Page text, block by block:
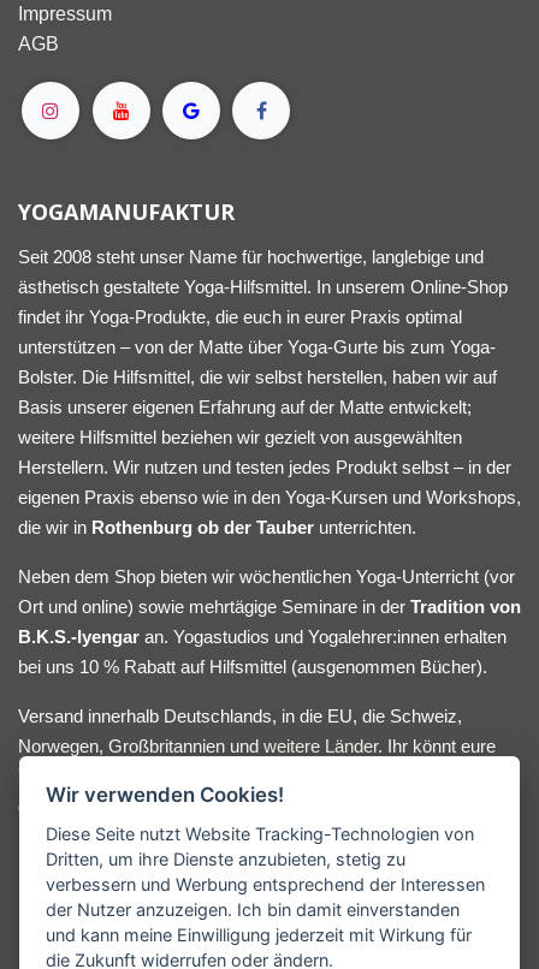
Impressum
AGB
YOGAMANUFAKTUR
Seit 2008 steht unser Name für hochwertige, langlebige und
ästhetisch gestaltete Yoga-Hilfsmittel. In unserem Online-Shop
findet ihr Yoga-Produkte, die euch in eurer Praxis optimal
unterstützen – von der Matte über Yoga-Gurte bis zum Yoga-
Bolster. Die Hilfsmittel, die wir selbst herstellen, haben wir auf
Basis unserer eigenen Erfahrung auf der Matte entwickelt;
weitere Hilfsmittel beziehen wir gezielt von ausgewählten
Herstellern. Wir nutzen und testen jedes Produkt selbst – in der
eigenen Praxis ebenso wie in den Yoga-Kursen und Workshops,
die wir in Rothenburg ob der Tauber unterrichten.
Neben dem Shop bieten wir wöchentlichen Yoga-Unterricht (vor
Ort und online) sowie mehrtägige Seminare in der Tradition von
B.K.S.-Iyengar an. Yogastudios und Yogalehrer:innen erhalten
bei uns 10 % Rabatt auf Hilfsmittel (ausgenommen Bücher).
Versand innerhalb Deutschlands, in die EU, die Schweiz,
Norwegen, Großbritannien und weitere Länder. Ihr könnt eure
Yoga-Hilfsmittel bequem online bestellen oder nach Absprache
direkt bei uns im Lager abholen. Bei Fragen oder
Beratungswunsch meldet euch gerne.
KONTAKT
Wir verwenden Cookies!
Diese Seite nutzt Website Tracking-Technologien von
Dritten, um ihre Dienste anzubieten, stetig zu
verbessern und Werbung entsprechend der Interessen
der Nutzer anzuzeigen. Ich bin damit einverstanden
und kann meine Einwilligung jederzeit mit Wirkung für
die Zukunft widerrufen oder ändern.